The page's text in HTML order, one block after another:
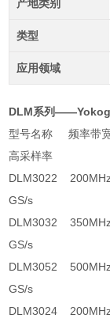
产地类别
类型
应用领域
DLM系列
型号名称
高采样率
DLM3022
GS/s
DLM3032
GS/s
DLM3052
GS/s
DLM3024